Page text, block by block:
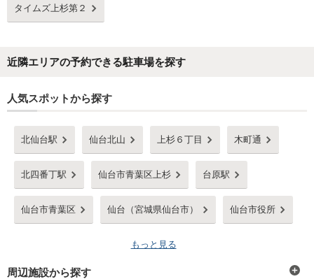
タイムズ上杉第２
近隣エリアの予約できる駐車場を探す
人気スポットから探す
北仙台駅 仙台北山 上杉６丁目 木町通
北四番丁駅 仙台市青葉区上杉 台原駅
仙台市青葉区 仙台（宮城県仙台市） 仙台市役所
もっと見る
周辺施設から探す